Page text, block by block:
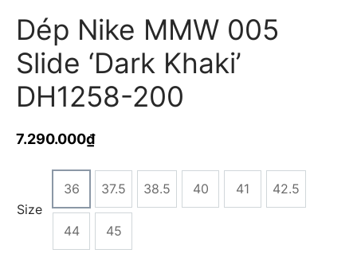
Dép Nike MMW 005
Slide ‘Dark Khaki’
DH1258-200
7.290.000₫
Size
36 37.5 38.5 40 41 42.5
44 45